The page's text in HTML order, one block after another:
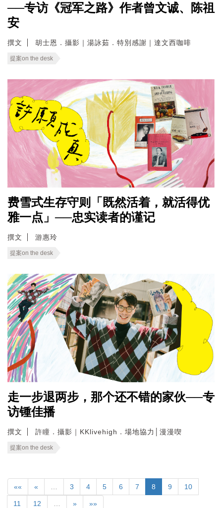
──专访《冠军之路》作者曾文诚、陈祖
安
撰文 胡士恩．攝影｜湯詠茹．特別感謝｜達文西咖啡
提案on the desk
费雪式生存守则「既然活着，就活得优
雅一点」──忠实读者的谨记
撰文 游惠玲
提案on the desk
走一步退两步，那个还不错的家伙──专
访锺佳播
撰文 許瞳．攝影｜KKlivehigh．場地協力│漫漫喫
提案on the desk
«« « 3 4 5 6 7 8 9 10
11 12 » »»